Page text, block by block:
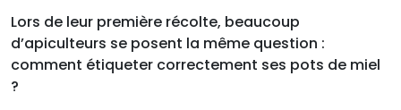
Lors de leur première récolte, beaucoup
d’apiculteurs se posent la même question :
comment étiqueter correctement ses pots de miel
?